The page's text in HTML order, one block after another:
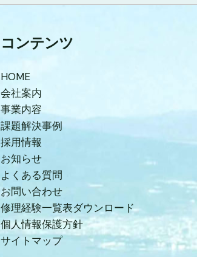
コンテンツ
HOME
会社案内
事業内容
課題解決事例
採用情報
お知らせ
よくある質問
お問い合わせ
修理経験一覧表ダウンロード
個人情報保護方針
サイトマップ